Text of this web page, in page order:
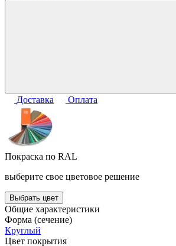
Доставка Оплата
Покраска по RAL
выберите свое цветовое решение
Выбрать цвет
Общие характеристики
Форма (сечение)
Круглый
Цвет покрытия